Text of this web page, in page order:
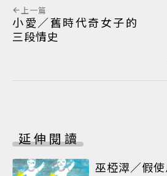
上一篇
小愛／舊時代奇女子的
三段情史
延伸閱讀
巫椏濢／假